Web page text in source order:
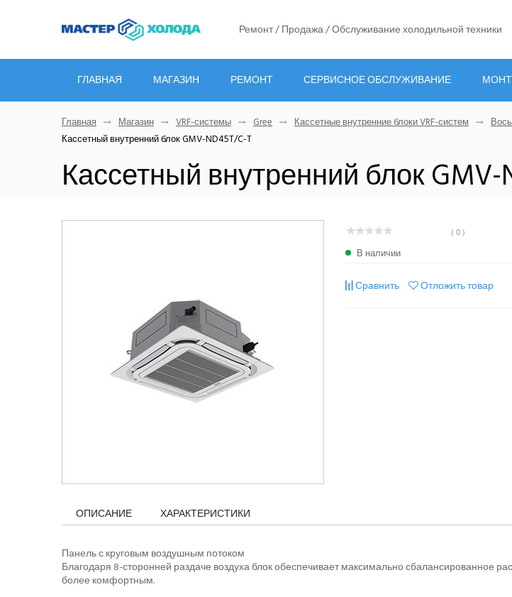
Ремонт / Продажа / Обслуживание холодильной техники
ГЛАВНАЯ МАГАЗИН РЕМОНТ СЕРВИСНОЕ ОБСЛУЖИВАНИЕ
Главная Магазин VRF-системы Gree Кассетные внутренние блоки VRF-систем
Кассетный внутренний блок GMV-ND45T/C-T
Кассетный внутренний блок GMV-
( 0 )
В наличии
Сравнить Отложить товар
ОПИСАНИЕ ХАРАКТЕРИСТИКИ
Панель с круговым воздушным потоком
Благодаря 8-сторонней раздаче воздуха блок обеспечивает максимально
более комфортным.